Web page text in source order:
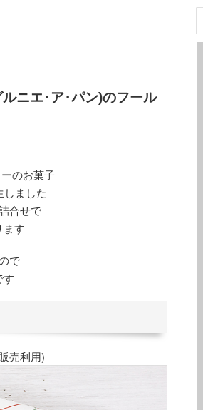
ニエ･ア･パン)のフール
のお菓子
ました
合せで
ます
で
す
売利用)